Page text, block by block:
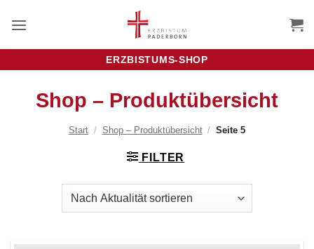
Inhalt
ERZBISTUMS-SHOP
Shop – Produktübersicht
Start / Shop – Produktübersicht / Seite 5
FILTER